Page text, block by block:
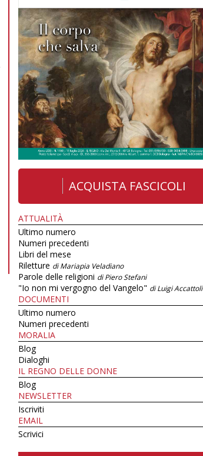
ACQUISTA FASCICOLI
ATTUALITÀ
Ultimo numero
Numeri precedenti
Libri del mese
Riletture di Mariapia Veladiano
Parole delle religioni di Piero Stefani
"Io non mi vergogno del Vangelo" di Luigi Accattoli
DOCUMENTI
Ultimo numero
Numeri precedenti
MORALIA
Blog
Dialoghi
IL REGNO DELLE DONNE
Blog
NEWSLETTER
Iscriviti
EMAIL
Scrivici